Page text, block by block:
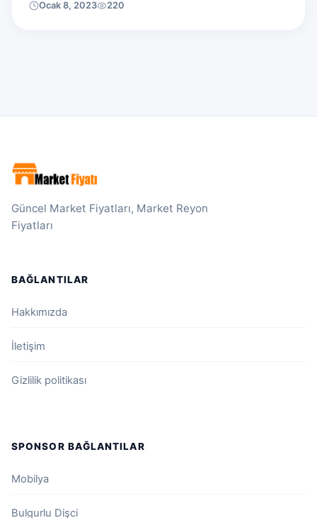
Ocak 8, 2023 220
Güncel Market Fiyatları, Market Reyon
Fiyatları
BAĞLANTILAR
Hakkımızda
İletişim
Gizlilik politikası
SPONSOR BAĞLANTILAR
Mobilya
Bulgurlu Dişci